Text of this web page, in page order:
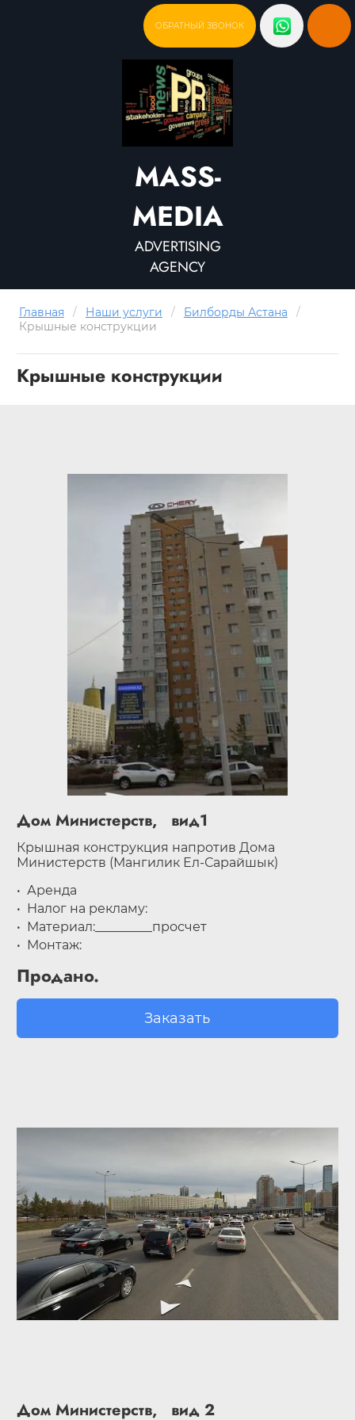
ОБРАТНЫЙ ЗВОНОК
MASS-
MEDIA
ADVERTISING
AGENCY
Главная / Наши услуги / Билборды Астана
/
Крышные конструкции
Крышные конструкции
Дом Министерств, вид1
Крышная конструкция напротив Дома
Министерств (Мангилик Ел-Сарайшык)
Аренда
Налог на рекламу:
Материал:_________просчет
Монтаж:
Продано.
Заказать
Дом Министерств, вид 2